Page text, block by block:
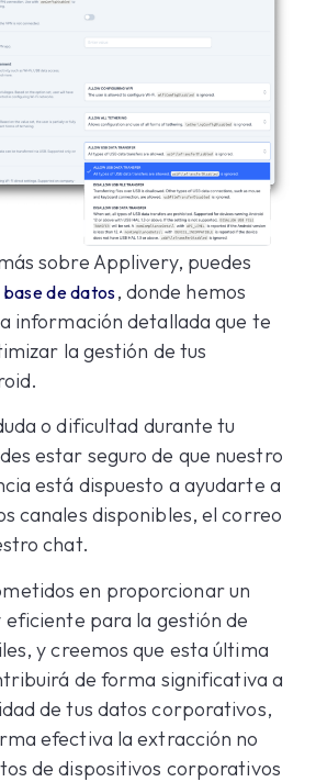
sobre Applivery, puedes
base de datos, donde hemos
información detallada que te
la gestión de tus
o dificultad durante tu
estar seguro de que nuestro
está dispuesto a ayudarte a
canales disponibles, el correo
chat.
en proporcionar un
para la gestión de
y creemos que esta última
de forma significativa a
de tus datos corporativos,
efectiva la extracción no
de dispositivos corporativos